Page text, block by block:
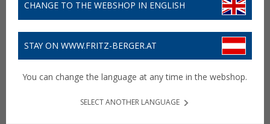
22,- €
Cadac Düse (50 Mbar)
(1)
3,- €
CHANGE TO THE WEBSHOP IN ENGLISH
STAY ON WWW.FRITZ-BERGER.AT
You can change the language at any time in the webshop.
SELECT ANOTHER LANGUAGE